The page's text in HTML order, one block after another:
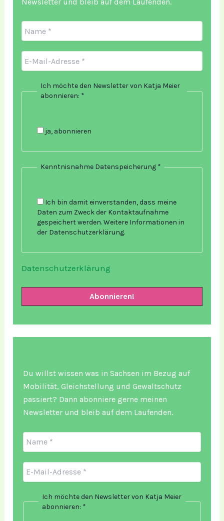
Ich möchte den Newsletter von Katja Meier
abonnieren: *
ja, abonnieren
Kenntnisnahme Datenspeicherung *
Ich bin damit einverstanden, dass meine
Daten zum Zweck der Kontaktaufnahme
gespeichert werden. Weitere Informationen in
der Datenschutzerklärung.
Datenschutzerklärung
Du willst wissen was in Sachsen im Bezug auf
Mobilität, Gleichstellung und Gewaltschutz
passiert? Dann abonniere gerne meinen
Newsletter und bleib auf dem Laufenden.
Ich möchte den Newsletter von Katja Meier
abonnieren: *